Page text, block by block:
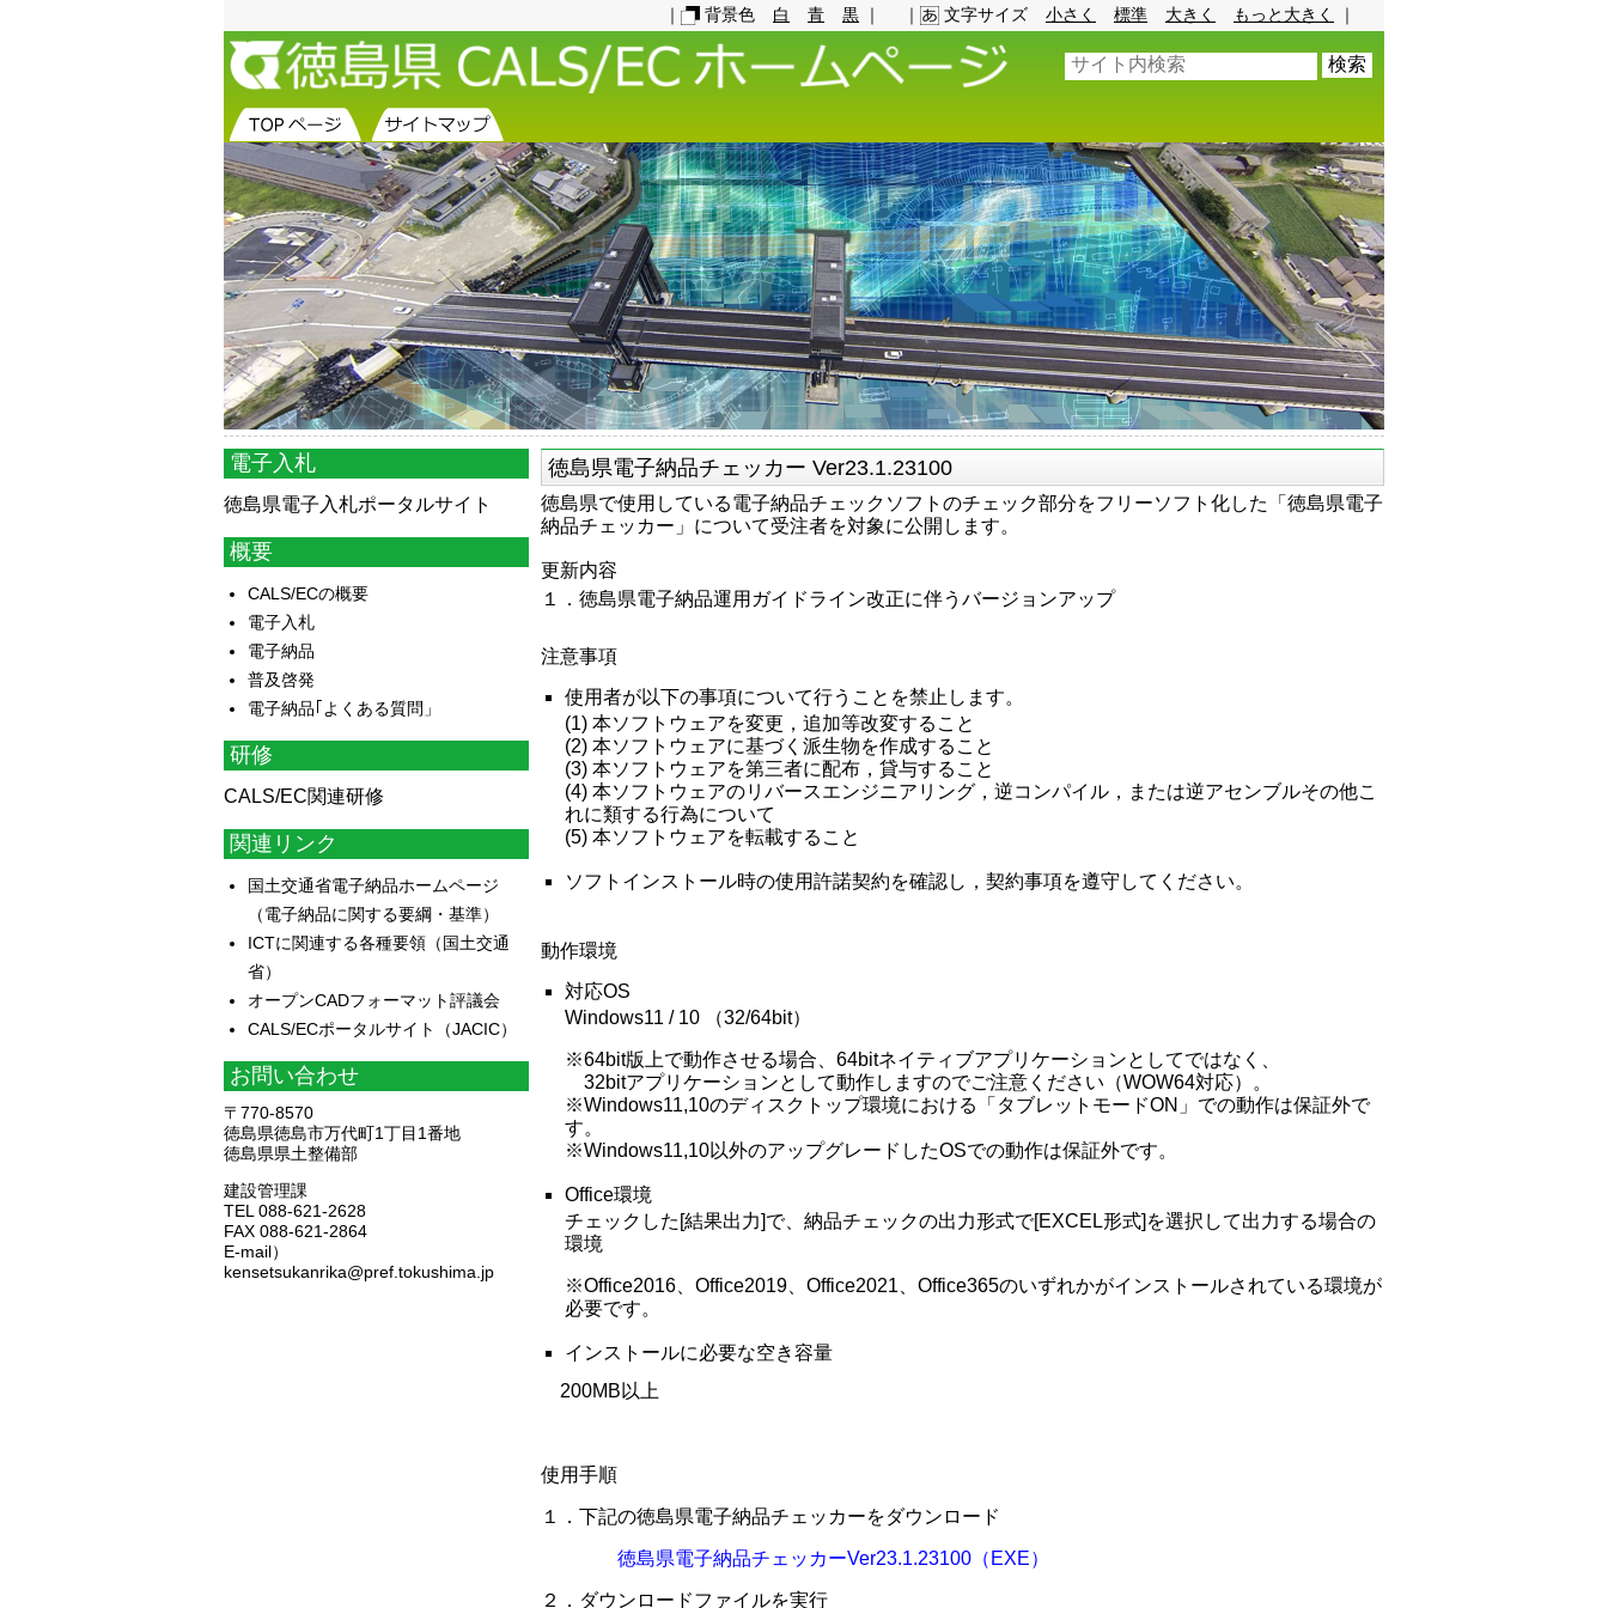
｜ 背景色 白 青 黒 ｜ ｜ 文字サイズ 小さく 標準 大きく もっと大きく ｜
徳島県電子納品チェッカー Ver23.1.23100
徳島県で使用している電子納品チェックソフトのチェック部分をフリーソフト化した「徳島県電子
納品チェッカー」について受注者を対象に公開します。
更新内容
１．徳島県電子納品運用ガイドライン改正に伴うバージョンアップ
注意事項
使用者が以下の事項について行うことを禁止します。
(1) 本ソフトウェアを変更，追加等改変すること
(2) 本ソフトウェアに基づく派生物を作成すること
(3) 本ソフトウェアを第三者に配布，貸与すること
(4) 本ソフトウェアのリバースエンジニアリング，逆コンパイル，または逆アセンブルその他こ
れに類する行為について
(5) 本ソフトウェアを転載すること
ソフトインストール時の使用許諾契約を確認し，契約事項を遵守してください。
動作環境
対応OS
Windows11 / 10 （32/64bit）
※64bit版上で動作させる場合、64bitネイティブアプリケーションとしてではなく、
32bitアプリケーションとして動作しますのでご注意ください（WOW64対応）。
※Windows11,10のディスクトップ環境における「タブレットモードON」での動作は保証外で
す。
※Windows11,10以外のアップグレードしたOSでの動作は保証外です。
Office環境
チェックした[結果出力]で、納品チェックの出力形式で[EXCEL形式]を選択して出力する場合の
環境
※Office2016、Office2019、Office2021、Office365のいずれかがインストールされている環境が
必要です。
インストールに必要な空き容量
200MB以上
使用手順
１．下記の徳島県電子納品チェッカーをダウンロード
徳島県電子納品チェッカーVer23.1.23100（EXE）
２．ダウンロードファイルを実行
電子入札
徳島県電子入札ポータルサイト
概要
CALS/ECの概要
電子入札
電子納品
普及啓発
電子納品｢よくある質問」
研修
CALS/EC関連研修
関連リンク
国土交通省電子納品ホームページ
（電子納品に関する要綱・基準）
ICTに関連する各種要領（国土交通
省）
オープンCADフォーマット評議会
CALS/ECポータルサイト（JACIC）
お問い合わせ
〒770-8570
徳島県徳島市万代町1丁目1番地
徳島県県土整備部
建設管理課
TEL 088-621-2628
FAX 088-621-2864
E-mail）
kensetsukanrika@pref.tokushima.jp